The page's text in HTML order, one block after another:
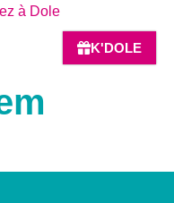
K'DOLE